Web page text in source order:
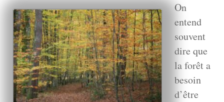
On
entend
souvent
dire que
la forêt a
besoin
d’être